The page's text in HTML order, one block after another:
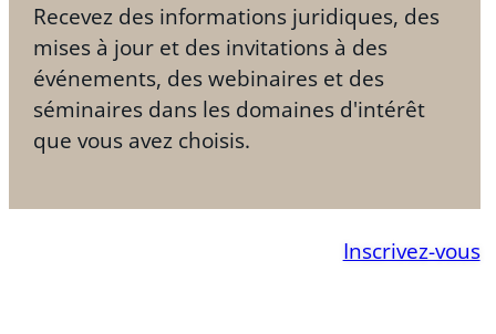
Recevez des informations juridiques, des
mises à jour et des invitations à des
événements, des webinaires et des
séminaires dans les domaines d'intérêt
que vous avez choisis.
Inscrivez-vous